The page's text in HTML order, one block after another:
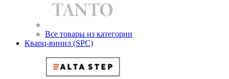
Все товары из категории
Кварц-винил (SPC)